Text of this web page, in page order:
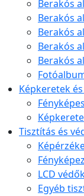
Berakós
Berakós
Berakós
Berakós
Berakós
Képkeretek
Tisztítás és
LCD
Egyéb